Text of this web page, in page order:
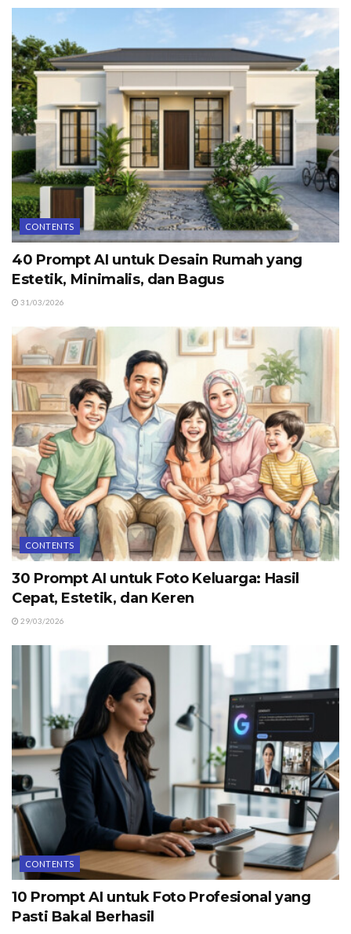
CONTENTS
40 Prompt AI untuk Desain Rumah yang
Estetik, Minimalis, dan Bagus
31/03/2026
CONTENTS
30 Prompt AI untuk Foto Keluarga: Hasil
Cepat, Estetik, dan Keren
29/03/2026
CONTENTS
10 Prompt AI untuk Foto Profesional yang
Pasti Bakal Berhasil